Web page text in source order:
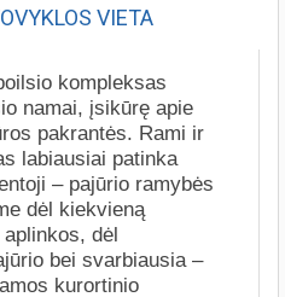
VIETA
kompleksas
namai, įsikūrę apie
pakrantės. Rami ir
labiausiai patinka
– pajūrio ramybės
dėl kiekvieną
dėl
bei svarbiausia –
kurortinio